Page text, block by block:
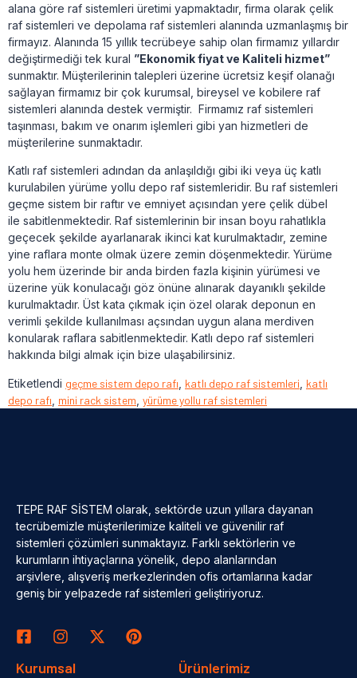
alana göre raf sistemleri üretimi yapmaktadır, firma olarak çelik
raf sistemleri ve depolama raf sistemleri alanında uzmanlaşmış bir
firmayız. Alanında 15 yıllık tecrübeye sahip olan firmamız yıllardır
değiştirmediği tek kural ”Ekonomik fiyat ve Kaliteli hizmet”
sunmaktır. Müşterilerinin talepleri üzerine ücretsiz keşif olanağı
sağlayan firmamız bir çok kurumsal, bireysel ve kobilere raf
sistemleri alanında destek vermiştir. Firmamız raf sistemleri
taşınması, bakım ve onarım işlemleri gibi yan hizmetleri de
müşterilerine sunmaktadır.
Katlı raf sistemleri adından da anlaşıldığı gibi iki veya üç katlı
kurulabilen yürüme yollu depo raf sistemleridir. Bu raf sistemleri
geçme sistem bir raftır ve emniyet açısından yere çelik dübel
ile sabitlenmektedir. Raf sistemlerinin bir insan boyu rahatlıkla
geçecek şekilde ayarlanarak ikinci kat kurulmaktadır, zemine
yine raflara monte olmak üzere zemin döşenmektedir. Yürüme
yolu hem üzerinde bir anda birden fazla kişinin yürümesi ve
üzerine yük konulacağı göz önüne alınarak dayanıklı şekilde
kurulmaktadır. Üst kata çıkmak için özel olarak deponun en
verimli şekilde kullanılması açsından uygun alana merdiven
konularak raflara sabitlenmektedir. Katlı depo raf sistemleri
hakkında bilgi almak için bize ulaşabilirsiniz.
Etiketlendi geçme sistem depo rafı katlı depo raf sistemleri katlı
depo rafı mini rack sistem yürüme yollu raf sistemleri
TEPE RAF SİSTEM olarak, sektörde uzun yıllara dayanan
tecrübemizle müşterilerimize kaliteli ve güvenilir raf
sistemleri çözümleri sunmaktayız. Farklı sektörlerin ve
kurumların ihtiyaçlarına yönelik, depo alanlarından
arşivlere, alışveriş merkezlerinden ofis ortamlarına kadar
geniş bir yelpazede raf sistemleri geliştiriyoruz.
Kurumsal Ürünlerimiz